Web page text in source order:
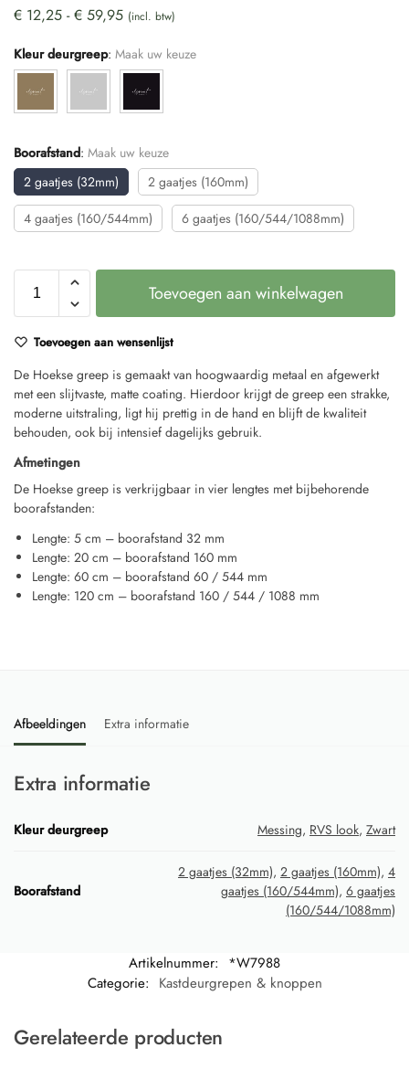
€ 12,25 - € 59,95 (incl. btw)
Kleur deurgreep: Maak uw keuze
Boorafstand: Maak uw keuze
2 gaatjes (32mm)
2 gaatjes (160mm)
4 gaatjes (160/544mm)
6 gaatjes (160/544/1088mm)
Toevoegen aan winkelwagen
Toevoegen aan wensenlijst
De Hoekse greep is gemaakt van hoogwaardig metaal en afgewerkt
met een slijtvaste, matte coating. Hierdoor krijgt de greep een strakke,
moderne uitstraling, ligt hij prettig in de hand en blijft de kwaliteit
behouden, ook bij intensief dagelijks gebruik.
Afmetingen
De Hoekse greep is verkrijgbaar in vier lengtes met bijbehorende
boorafstanden:
Lengte: 5 cm – boorafstand 32 mm
Lengte: 20 cm – boorafstand 160 mm
Lengte: 60 cm – boorafstand 60 / 544 mm
Lengte: 120 cm – boorafstand 160 / 544 / 1088 mm
Afbeeldingen Extra informatie
Extra informatie
Kleur deurgreep Messing, RVS look, Zwart
Boorafstand
2 gaatjes (32mm), 2 gaatjes (160mm), 4
gaatjes (160/544mm), 6 gaatjes
(160/544/1088mm)
Artikelnummer: *W7988
Categorie: Kastdeurgrepen & knoppen
Gerelateerde producten